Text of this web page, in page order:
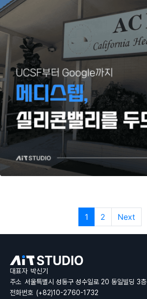
1 2 Next
대표자 박신기
주소 서울특별시 성동구 성수일로 20 동일빌딩 3층
전화번호 (+82)10-2760-1732